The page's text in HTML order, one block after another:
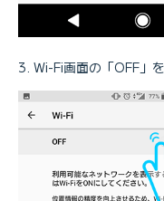
Wi-Fi画面の「OFF」